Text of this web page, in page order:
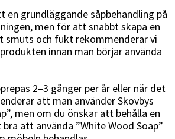
en grundläggande såpbehandling på
men för att snabbt skapa en
och fukt rekommenderar vi
innan man börjar använda
2–3 gånger per år eller när det
att man använder Skovbys
men om du önskar att behålla en
att använda ”White Wood Soap”